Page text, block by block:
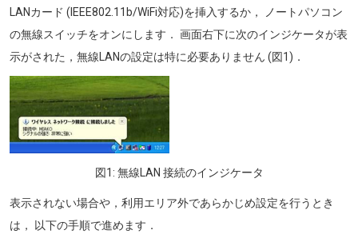
LANカード (IEEE802.11b/WiFi対応)を挿入するか， ノートパソコン
の無線スイッチをオンにします． 画面右下に次のインジケータが表
示がされた，無線LANの設定は特に必要ありません (図1)．
画像
図1: 無線LAN 接続のインジケータ
表示されない場合や，利用エリア外であらかじめ設定を行うとき
は， 以下の手順で進めます．